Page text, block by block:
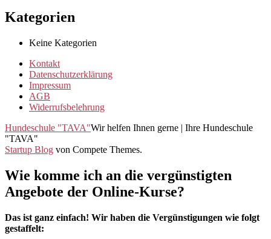
Kategorien
Keine Kategorien
Kontakt
Datenschutzerklärung
Impressum
AGB
Widerrufsbelehrung
Hundeschule "TAVA"Wir helfen Ihnen gerne | Ihre Hundeschule
"TAVA"
Startup Blog von Compete Themes.
Wie komme ich an die vergünstigten
Angebote der Online-Kurse?
Das ist ganz einfach! Wir haben die Vergünstigungen wie folgt
gestaffelt: